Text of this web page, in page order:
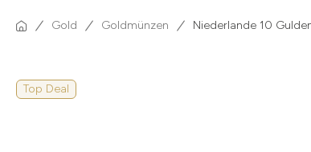
Gold Goldmünzen Niederlande 10
Top Deal